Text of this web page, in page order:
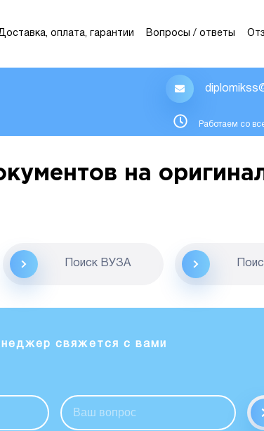
оплата, гарантии Вопросы / ответы
Работаем со
на
Поиск ВУЗА
свяжется с вами